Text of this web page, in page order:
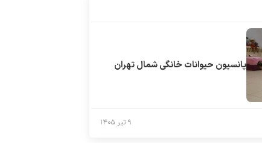
پانسیون حیوانات خانگی شمال تهران
۹ تیر ۱۴۰۵